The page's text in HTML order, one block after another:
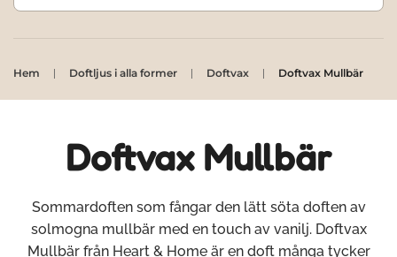
Hem Doftljus i alla former Doftvax Doftvax Mullbär
Doftvax Mullbär
Sommardoften som fångar den lätt söta doften av
solmogna mullbär med en touch av vanilj. Doftvax
Mullbär från Heart & Home är en doft många tycker